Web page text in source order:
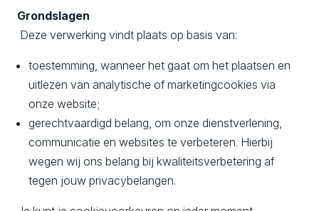
Grondslagen
Deze verwerking vindt plaats op basis van:
toestemming, wanneer het gaat om het plaatsen en
uitlezen van analytische of marketingcookies via
onze website;
gerechtvaardigd belang, om onze dienstverlening,
communicatie en websites te verbeteren. Hierbij
wegen wij ons belang bij kwaliteitsverbetering af
tegen jouw privacybelangen.